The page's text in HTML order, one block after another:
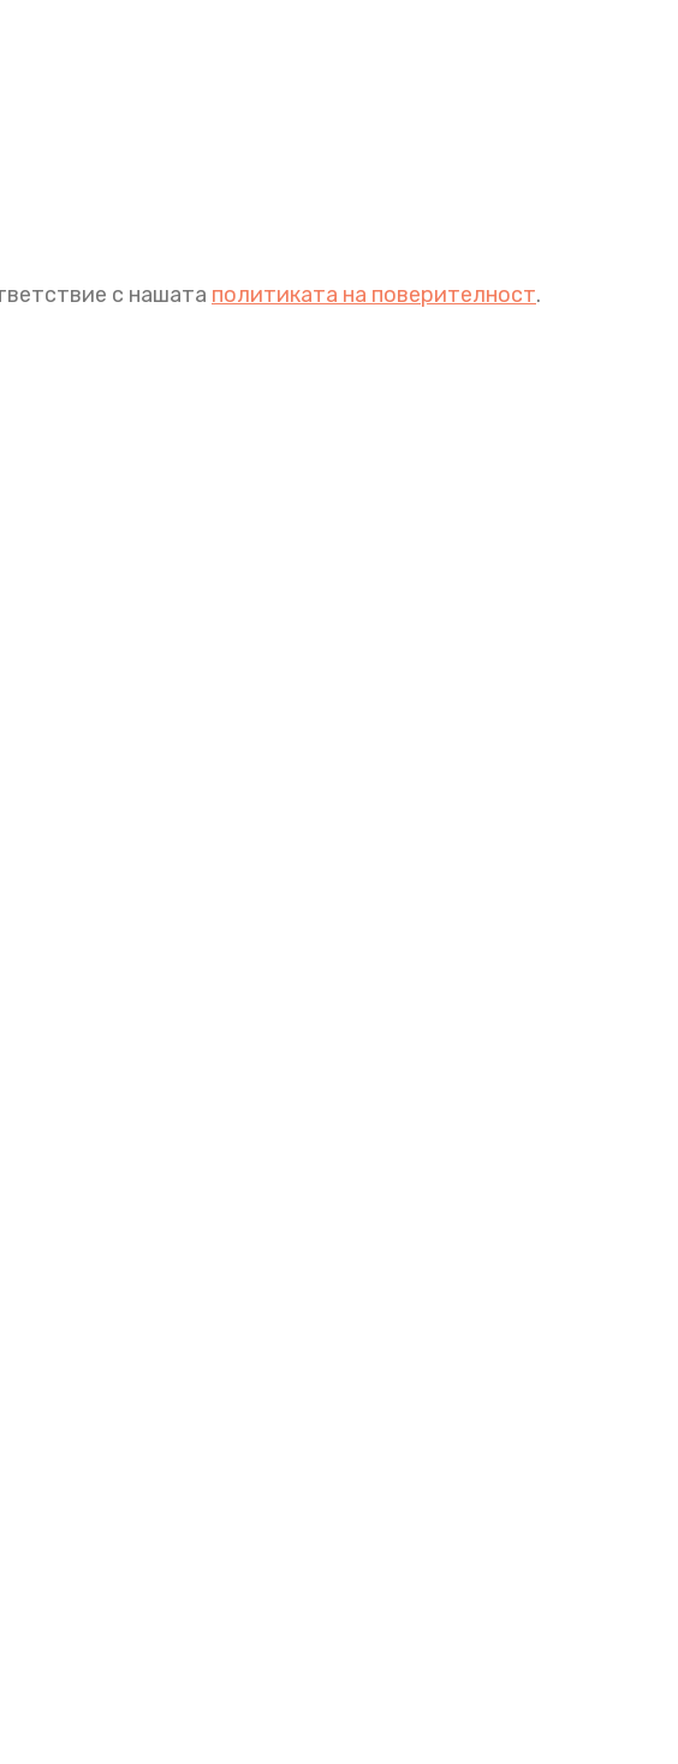
с нашата политиката на поверителност.